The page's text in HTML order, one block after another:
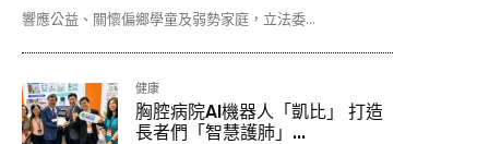
響應公益、關懷偏鄉學童及弱勢家庭，立法委...
健康
胸腔病院AI機器人「凱比」 打造
長者們「智慧護肺」...